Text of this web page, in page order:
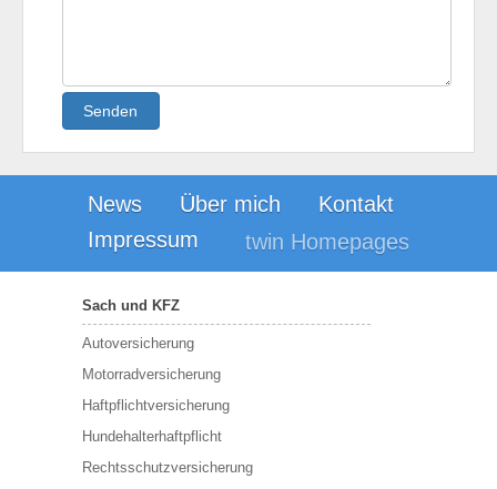
Senden
News Über mich
Kontakt
Impressum
twin Homepages
Sach und KFZ
Autoversicherung
Motorradversicherung
Haftpflichtversicherung
Hundehalterhaftpflicht
Rechtsschutzversicherung